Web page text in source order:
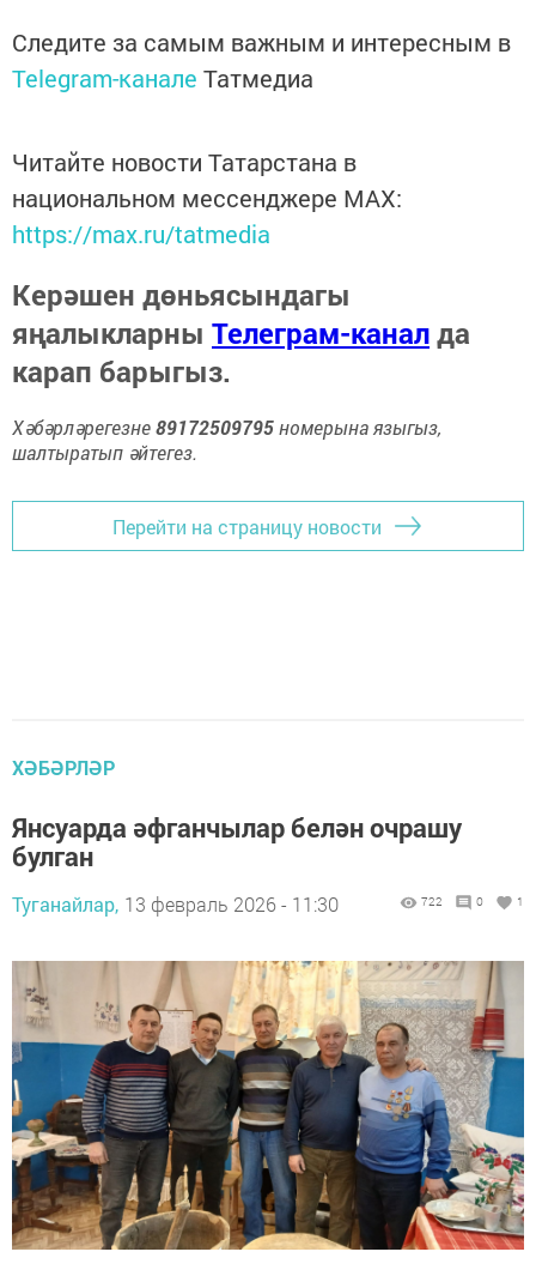
Следите за самым важным и интересным в
Telegram-канале Татмедиа
Читайте новости Татарстана в
национальном мессенджере MАХ:
https://max.ru/tatmedia
Керәшен дөньясындагы
яңалыкларны Телеграм-каналда
карап барыгыз.
Хәбәрләрегезне89172509795номерына языгыз,
шалтыратып әйтегез.
Перейти на страницу новости
ХӘБӘРЛӘР
Янсуарда әфганчылар белән очрашу
булган
Туганайлар, 13 февраль 2026 - 11:30 722 0 1